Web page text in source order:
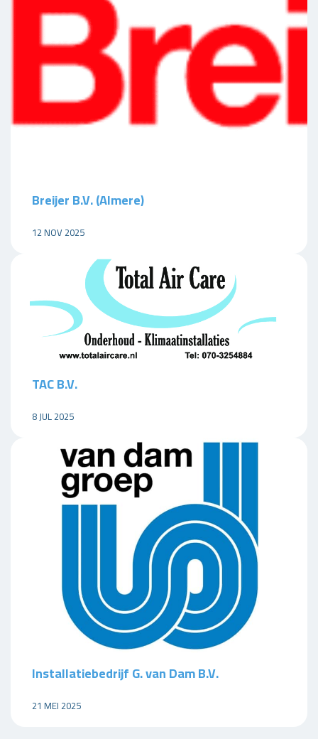
Breijer B.V. (Almere)
12 NOV 2025
TAC B.V.
8 JUL 2025
Installatiebedrijf G. van Dam B.V.
21 MEI 2025